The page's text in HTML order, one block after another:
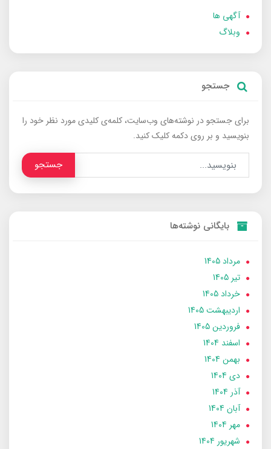
آگهی ها
وبلاگ
جستجو
برای جستجو در نوشته‌های وب‌سایت، کلمه‌ی کلیدی مورد نظر خود را
بنویسید و بر روی دکمه کلیک کنید.
جستجو
بایگانی نوشته‌ها
مرداد 1405
تير 1405
خرداد 1405
ارديبهشت 1405
فروردین 1405
اسفند 1404
بهمن 1404
دی 1404
آذر 1404
آبان 1404
مهر 1404
شهریور 1404